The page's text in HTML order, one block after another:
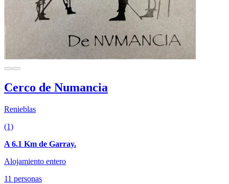
Cerco de Numancia
Renieblas
(1)
A 6.1 Km de Garray.
Alojamiento entero
11 personas